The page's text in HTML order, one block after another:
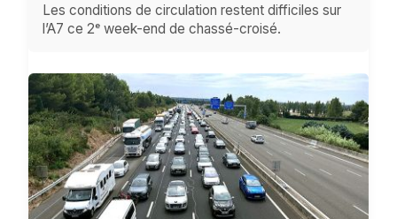
Les conditions de circulation restent difficiles sur
l’A7 ce 2ᵉ week-end de chassé-croisé.